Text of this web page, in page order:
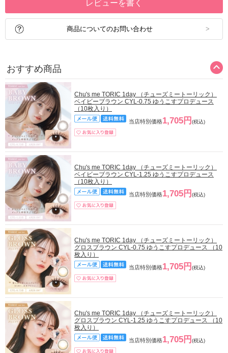
レビューを書く
商品についてのお問い合わせ
おすすめ商品
Chu's me TORIC 1day （チューズミートーリック）
ベイビーブラウン CYL-0.75 ゆうこすプロデュース
（10枚入り）
当店特別価格1,705円 (税込)
Chu's me TORIC 1day （チューズミートーリック）
ベイビーブラウン CYL-1.25 ゆうこすプロデュース
（10枚入り）
当店特別価格1,705円 (税込)
Chu's me TORIC 1day （チューズミートーリック）
グロスブラウン CYL-0.75 ゆうこすプロデュース （10
枚入り）
当店特別価格1,705円 (税込)
Chu's me TORIC 1day （チューズミートーリック）
グロスブラウン CYL-1.25 ゆうこすプロデュース （10
枚入り）
当店特別価格1,705円 (税込)